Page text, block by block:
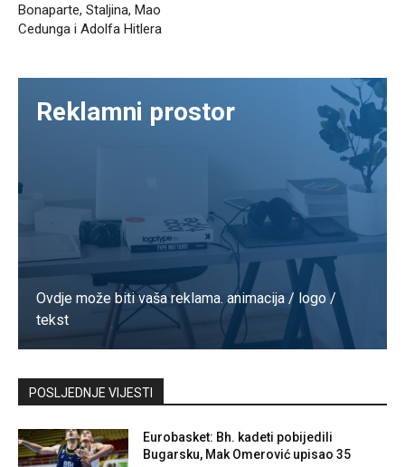
Bonaparte, Staljina, Mao
Cedunga i Adolfa Hitlera
Reklamni prostor
Ovdje može biti vaša reklama. animacija / logo /
tekst
Kontaktirajte nas
POSLJEDNJE VIJESTI
Eurobasket: Bh. kadeti pobijedili
Bugarsku, Mak Omerović upisao 35